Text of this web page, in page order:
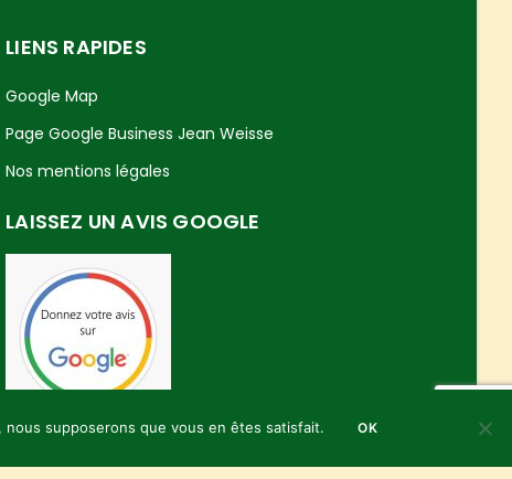
LIENS RAPIDES
Google Map
Page Google Business Jean Weisse
Nos mentions légales
LAISSEZ UN AVIS GOOGLE
supposerons que vous en êtes satisfait. OK